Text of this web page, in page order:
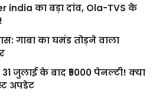
का बड़ा दांव, Ola-TVS के
गाबा का घमंड तोड़ने वाला
जुलाई के बाद ₹5000 पेनल्टी! क्या
अपडेट